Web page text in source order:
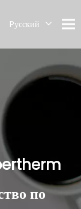
Pусский
по